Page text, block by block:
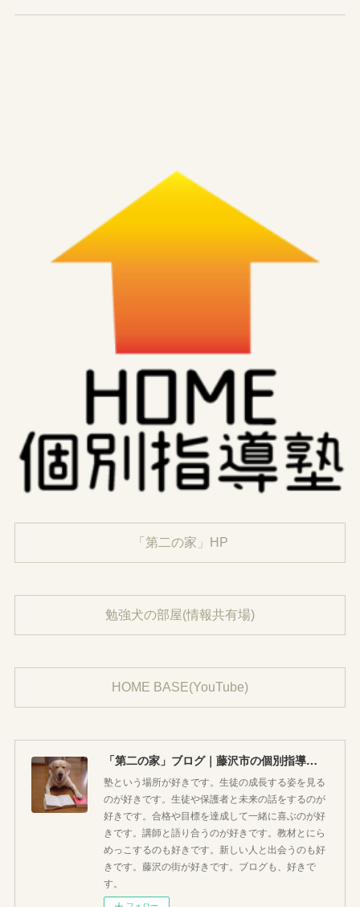
「第二の家」HP
勉強犬の部屋(情報共有場)
HOME BASE(YouTube)
「第二の家」ブログ｜藤沢市の個別指導塾のお話
塾という場所が好きです。生徒の成長する姿を見る
のが好きです。生徒や保護者と未来の話をするのが
好きです。合格や目標を達成して一緒に喜ぶのが好
きです。講師と語り合うのが好きです。教材とにら
めっこするのも好きです。新しい人と出会うのも好
きです。藤沢の街が好きです。ブログも、好きで
す。